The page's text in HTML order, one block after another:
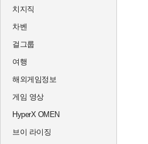
치지직
차벤
걸그룹
여행
해외게임정보
게임 영상
HyperX OMEN
브이 라이징